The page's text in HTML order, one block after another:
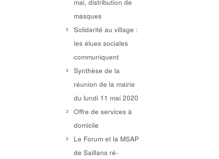
mai, distribution de
masques
Solidarité au village :
les élues sociales
communiquent
Synthèse de la
réunion de la mairie
du lundi 11 mai 2020
Offre de services à
domicile
Le Forum et la MSAP
de Saillans ré-